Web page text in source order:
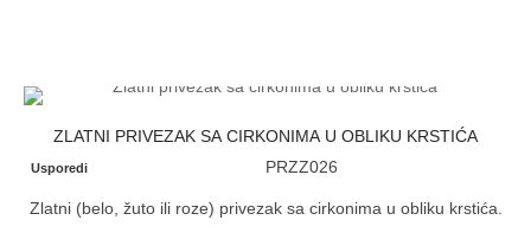
ZLATNI PRIVEZAK SA CIRKONIMA U OBLIKU KRSTIĆA
Usporedi PRZZ026
Zlatni (belo, žuto ili roze) privezak sa cirkonima u obliku krstića.